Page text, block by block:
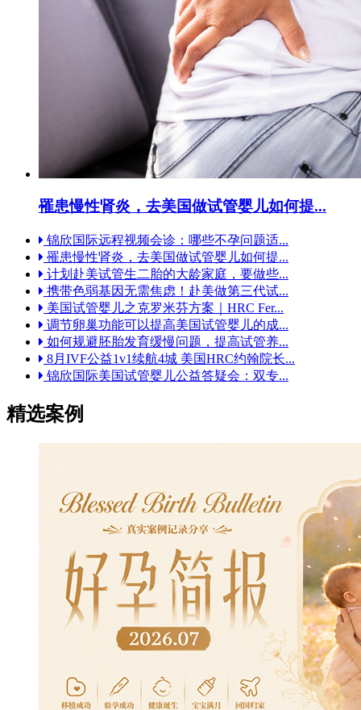
罹患慢性肾炎，去美国做试管婴儿如何提...
锦欣国际远程视频会诊：哪些不孕问题适...
罹患慢性肾炎，去美国做试管婴儿如何提...
计划赴美试管生二胎的大龄家庭，要做些...
携带色弱基因无需焦虑！赴美做第三代试...
美国试管婴儿之克罗米芬方案｜HRC Fer...
调节卵巢功能可以提高美国试管婴儿的成...
如何规避胚胎发育缓慢问题，提高试管养...
8月IVF公益1v1续航4城 美国HRC约翰院长...
锦欣国际美国试管婴儿公益答疑会：双专...
精选案例